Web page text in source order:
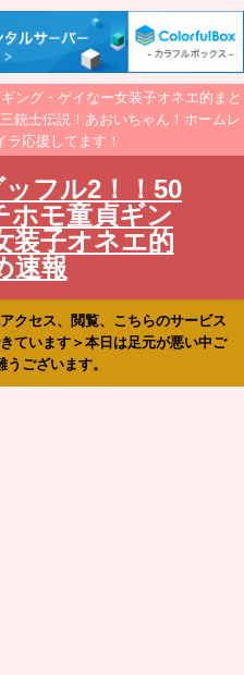
ング・ゲイなー女装子オネエ的まと
銃士伝説！あおいちゃん！ホームレ
ラ応援してます！
フル2！！50
ホモ童貞ギン
装子オネエ的
速報
クセス、閲覧、こちらのサービス
ています＞本日は足元が悪い中ご
うございます。